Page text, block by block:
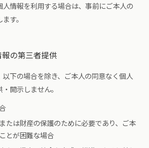
人情報を利用する場合は、事前にご本人の
す。
の第三者提供
以下の場合を除き、ご本人の同意なく個人
開示しません。
たは財産の保護のために必要であり、ご本
とが困難な場合